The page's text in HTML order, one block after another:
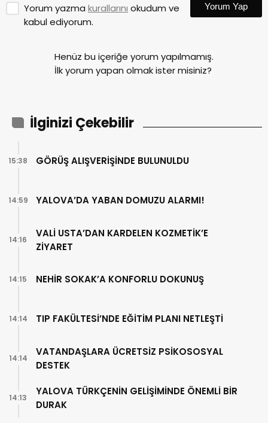
Yorum yazma kurallarını okudum ve
kabul ediyorum.
Yorum Yap
Henüz bu içeriğe yorum yapılmamış.
İlk yorum yapan olmak ister misiniz?
İlginizi Çekebilir
GÖRÜŞ ALIŞVERİŞİNDE BULUNULDU
15:38
YALOVA’DA YABAN DOMUZU ALARMI!
14:59
VALİ USTA’DAN KARDELEN KOZMETİK’E
ZİYARET
14:16
NEHİR SOKAK’A KONFORLU DOKUNUŞ
14:15
TIP FAKÜLTESİ’NDE EĞİTİM PLANI NETLEŞTİ
14:14
VATANDAŞLARA ÜCRETSİZ PSİKOSOSYAL
DESTEK
14:14
YALOVA TÜRKÇENİN GELİŞİMİNDE ÖNEMLİ BİR
DURAK
14:13